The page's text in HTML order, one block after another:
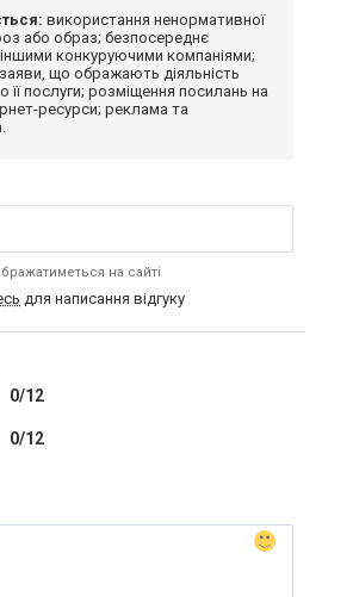
використання ненормативної
або образ; безпосереднє
конкуруючими компаніями;
заяви, що ображають діяльність
її послуги; розміщення посилань на
ресурси; реклама та
на сайті
для написання відгуку
0/12
0/12